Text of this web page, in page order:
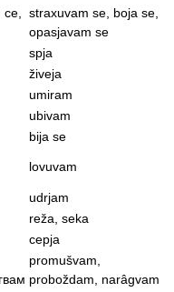
straxuvam se, boja se,
opasjavam se
spja
živeja
umiram
ubivam
bija se
lovuvam
udrjam
reža, seka
cepja
promušvam,
proboždam, narâgvam